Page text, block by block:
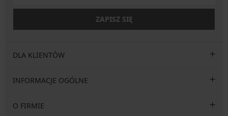
ZAPISZ SIĘ
DLA KLIENTÓW
INFORMACJE OGÓLNE
O FIRMIE